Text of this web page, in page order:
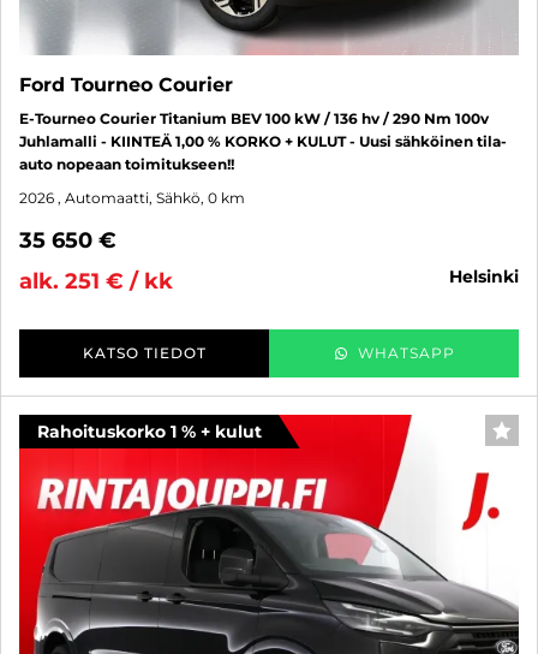
Ford Tourneo Courier
E-Tourneo Courier Titanium BEV 100 kW / 136 hv / 290 Nm 100v
Juhlamalli - KIINTEÄ 1,00 % KORKO + KULUT - Uusi sähköinen tila-
auto nopeaan toimitukseen!!
2026 , Automaatti, Sähkö, 0 km
35 650 €
alk. 251 € / kk
helsinki
KATSO TIEDOT WHATSAPP
Rahoituskorko 1 % + kulut